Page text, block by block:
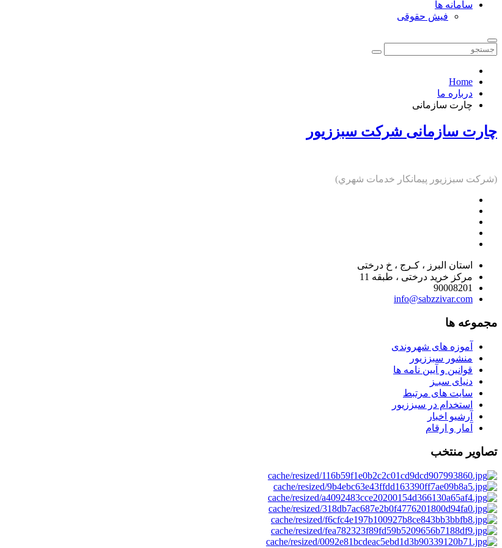
سامانه ها
فیش حقوقی
Home
درباره ما
چارت سازمانی
چارت سازمانی شرکت سبززیور
(شركت سبززيور پيمانكار خدمات شهري)
استان البرز ، کـرج ، خ درختی
مرکز خرید درختی ، طبقه 11
90008201
info@sabzzivar.com
مجموعه ها
آموزه های شهروندی
منشور سبززیور
قوانین و آیین نامه ها
دنیای سبـز
سایت های مرتبط
استخدام در سبززیور
آرشیو اخبار
آمار و ارقام
تصاویر منتخب